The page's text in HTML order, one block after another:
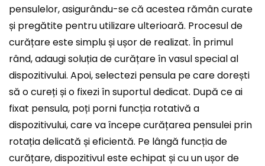
pensulelor, asigurându-se că acestea rămân curate
și pregătite pentru utilizare ulterioară. Procesul de
curățare este simplu și ușor de realizat. În primul
rând, adaugi soluția de curățare în vasul special al
dispozitivului. Apoi, selectezi pensula pe care dorești
să o cureți și o fixezi în suportul dedicat. După ce ai
fixat pensula, poți porni funcția rotativă a
dispozitivului, care va începe curățarea pensulei prin
rotația delicată și eficientă. Pe lângă funcția de
curățare, dispozitivul este echipat și cu un ușor de